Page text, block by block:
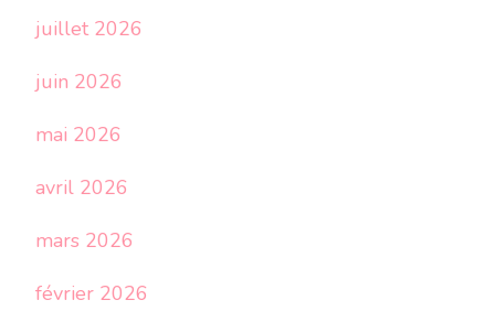
juillet 2026
juin 2026
mai 2026
avril 2026
mars 2026
février 2026